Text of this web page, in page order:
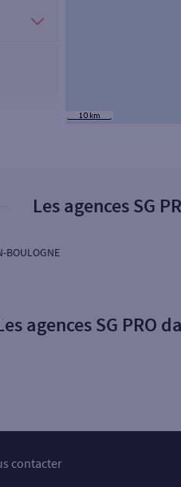
Les agences SG
BOULOGNE
agences SG PRO
contacter